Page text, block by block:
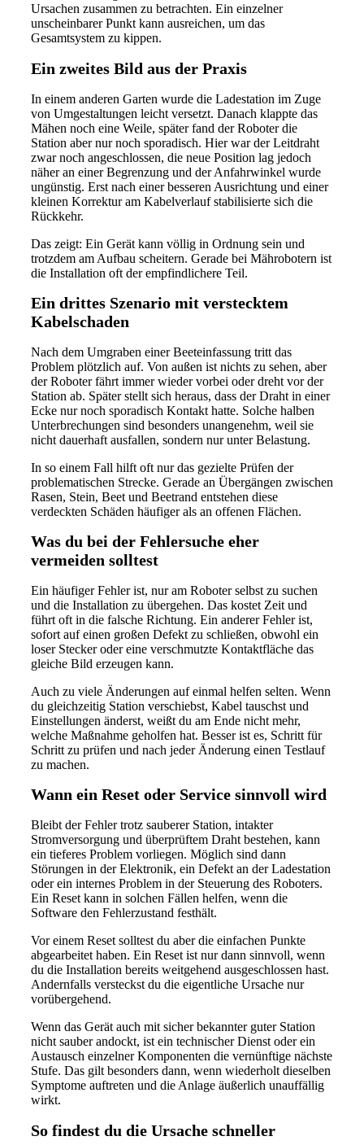
Ursachen zusammen zu betrachten. Ein einzelner
unscheinbarer Punkt kann ausreichen, um das
Gesamtsystem zu kippen.
Ein zweites Bild aus der Praxis
In einem anderen Garten wurde die Ladestation im Zuge
von Umgestaltungen leicht versetzt. Danach klappte das
Mähen noch eine Weile, später fand der Roboter die
Station aber nur noch sporadisch. Hier war der Leitdraht
zwar noch angeschlossen, die neue Position lag jedoch
näher an einer Begrenzung und der Anfahrwinkel wurde
ungünstig. Erst nach einer besseren Ausrichtung und einer
kleinen Korrektur am Kabelverlauf stabilisierte sich die
Rückkehr.
Das zeigt: Ein Gerät kann völlig in Ordnung sein und
trotzdem am Aufbau scheitern. Gerade bei Mährobotern ist
die Installation oft der empfindlichere Teil.
Ein drittes Szenario mit verstecktem
Kabelschaden
Nach dem Umgraben einer Beeteinfassung tritt das
Problem plötzlich auf. Von außen ist nichts zu sehen, aber
der Roboter fährt immer wieder vorbei oder dreht vor der
Station ab. Später stellt sich heraus, dass der Draht in einer
Ecke nur noch sporadisch Kontakt hatte. Solche halben
Unterbrechungen sind besonders unangenehm, weil sie
nicht dauerhaft ausfallen, sondern nur unter Belastung.
In so einem Fall hilft oft nur das gezielte Prüfen der
problematischen Strecke. Gerade an Übergängen zwischen
Rasen, Stein, Beet und Beetrand entstehen diese
verdeckten Schäden häufiger als an offenen Flächen.
Was du bei der Fehlersuche eher
vermeiden solltest
Ein häufiger Fehler ist, nur am Roboter selbst zu suchen
und die Installation zu übergehen. Das kostet Zeit und
führt oft in die falsche Richtung. Ein anderer Fehler ist,
sofort auf einen großen Defekt zu schließen, obwohl ein
loser Stecker oder eine verschmutzte Kontaktfläche das
gleiche Bild erzeugen kann.
Auch zu viele Änderungen auf einmal helfen selten. Wenn
du gleichzeitig Station verschiebst, Kabel tauschst und
Einstellungen änderst, weißt du am Ende nicht mehr,
welche Maßnahme geholfen hat. Besser ist es, Schritt für
Schritt zu prüfen und nach jeder Änderung einen Testlauf
zu machen.
Wann ein Reset oder Service sinnvoll wird
Bleibt der Fehler trotz sauberer Station, intakter
Stromversorgung und überprüftem Draht bestehen, kann
ein tieferes Problem vorliegen. Möglich sind dann
Störungen in der Elektronik, ein Defekt an der Ladestation
oder ein internes Problem in der Steuerung des Roboters.
Ein Reset kann in solchen Fällen helfen, wenn die
Software den Fehlerzustand festhält.
Vor einem Reset solltest du aber die einfachen Punkte
abgearbeitet haben. Ein Reset ist nur dann sinnvoll, wenn
du die Installation bereits weitgehend ausgeschlossen hast.
Andernfalls versteckst du die eigentliche Ursache nur
vorübergehend.
Wenn das Gerät auch mit sicher bekannter guter Station
nicht sauber andockt, ist ein technischer Dienst oder ein
Austausch einzelner Komponenten die vernünftige nächste
Stufe. Das gilt besonders dann, wenn wiederholt dieselben
Symptome auftreten und die Anlage äußerlich unauffällig
wirkt.
So findest du die Ursache schneller